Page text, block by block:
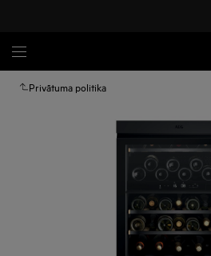
Privātuma politika